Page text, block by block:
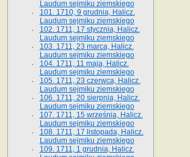
Laudum sejmiku ziemskiego
101. 1710, 9 grudnia, Halicz.
Laudum sejmiku ziemskiego
102. 1711, 17 stycznia, Halicz.
Laudum sejmiku ziemskiego
103. 1711, 23 marca, Halicz.
Laudum sejmiku ziemskiego
104. 1711, 11 maja, Halicz.
Laudum sejmiku ziemskiego
105. 1711, 23 czerwca, Halicz.
Laudum sejmiku ziemskiego
106. 1711, 20 sierpnia, Halicz.
Laudum sejmiku ziemskiego
107. 1711, 15 września, Halicz.
Laudum sejmiku ziemskiego
108. 1711, 17 listopada, Halicz.
Laudum sejmiku ziemskiego
109. 1711, 1 grudnia, Halicz.